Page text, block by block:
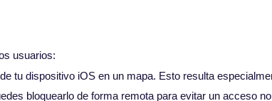
usuarios:
tu dispositivo iOS en un mapa. Esto resulta
bloquearlo de forma remota para evitar un acceso